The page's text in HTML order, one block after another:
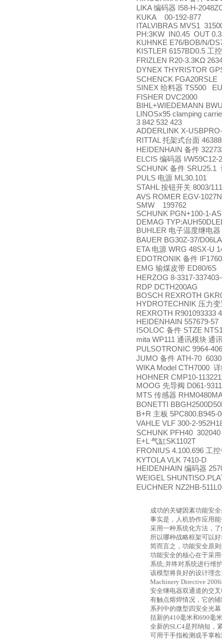
LIKA编码器 I58-H-
KUKA 00-192-877
ITALVIBRAS MVS1
PH:3KW IN0.45 OUT
KUHNKE E76/BOB/N/
KISTLER 6157BD0.5 工
FRIZLEN R20-3.3KΩ
DYNEX THYRISTOR
SCHENCK FGA20RSLE
SINEX 给料器 TS500
FISHER DVC2000
BIHL+WIEDEMANN
LINOSx95 clamping
3 842 532 423
ADDERLINK X-
RITTAL 托架式台面
HEIDENHAIN 备件
ELCIS 编码器 I/W59C12-
SCHUNK 备件 SRU25.1
PULS 电源 ML30.101
STAHL 按钮开关 8003/
AVS ROMER EGV-
SMW 199762
SCHUNK PGN+100-1-AS
DEMAG
BUHLER 电子温度继电器
BAUER BG30Z-37/
ETA 电源 WRG 48SX-U
EDOTRONIK 备件
EMG 输煤皮带 ED80/6S
HERZOG 8-3317-
RDP DCTH200AG
BOSCH REXROTH
HYDROTECHNIK 压力
REXROTH R901093333
HEIDENHAIN 557679-57
ISOLOC 备件 STZE
mita WP111 通讯模块通
PULSOTRONIC 9964-
JUMO 备件 ATH-70
WIKA Model CTH7000
HOHNER CMP10-
MOOG 先导阀 D061-9311
MTS 传感器
BONETTI
B+R 主板 5PC800.B945-
VAHLE VLF 300-2-
SCHUNK PFH40 302040
E+L 气缸SK1102T
FRONIUS 4.100.696 工
KYTOLA VLK 7410-D
HEIDENHAIN 编码器
WEIGEL
EUCHNER NZ2HB-
成功的关键因素功能安
事实是，人机协作应用
采用一种系统化方法，
所以哪种战略框架可以
简而言之，功能安全原
功能安全的核心在于采
系统;并终对系统进行维
该模型将良好的设计理
Machinery Directive
安全继电器双通道的交
有触点熔焊情况，它的
系列中的微型四安全光
括新的410毫米和690毫
全新的SLC4是邦纳短，
可用于手指检测或手掌